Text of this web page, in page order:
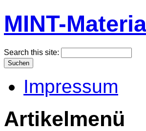
MINT-
Search this site:
Impressum
Artikelmenü